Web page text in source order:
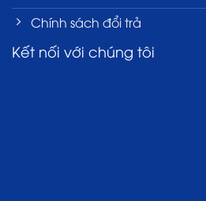
Chính sách đổi trả
Kết nối với chúng tôi